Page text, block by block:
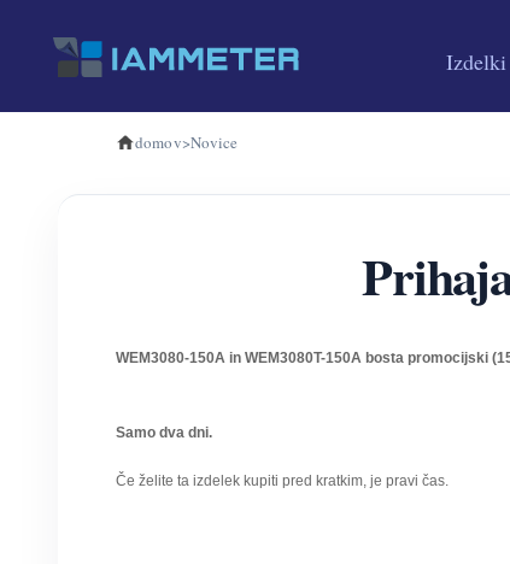
Izdelki
domov>Novice
WEM3080-150A in WEM3080T-150A bosta promocijski
Samo dva dni.
Če želite ta izdelek kupiti pred kratkim, je pravi čas.